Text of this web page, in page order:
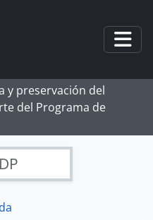
y preservación del
del Programa de